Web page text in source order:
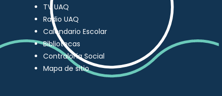
TV UAQ
Radio UAQ
Calendario Escolar
Bibliotecas
Contraloría Social
Mapa de sitio